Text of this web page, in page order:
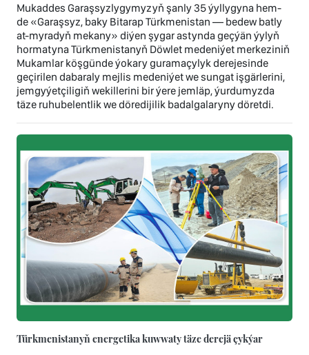
Mukaddes Garaşsyzlygymyzyň şanly 35 ýyllygyna hem-
de «Garaşsyz, baky Bitarap Türkmenistan — bedew batly
at-myradyň mekany» diýen şygar astynda geçýän ýylyň
hormatyna Türkmenistanyň Döwlet medeniýet merkeziniň
Mukamlar köşgünde ýokary guramaçylyk derejesinde
geçirilen dabaraly mejlis medeniýet we sungat işgärlerini,
jemgyýetçiligiň wekillerini bir ýere jemläp, ýurdumyzda
täze ruhubelentlik we döredijilik badalgalaryny döretdi.
Türkmenistanyň energetika kuwwaty täze derejä çykýar